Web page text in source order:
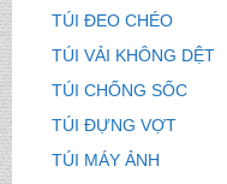
TÚI ĐEO CHÉO
TÚI VẢI KHÔNG DỆT
TÚI CHỐNG SỐC
TÚI ĐỰNG VỢT
TÚI MÁY ẢNH